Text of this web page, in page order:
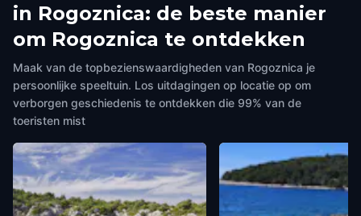
in Rogoznica: de beste manier
om Rogoznica te ontdekken
Maak van de topbezienswaardigheden van Rogoznica je
persoonlijke speeltuin. Los uitdagingen op locatie op om
verborgen geschiedenis te ontdekken die 99% van de
toeristen mist